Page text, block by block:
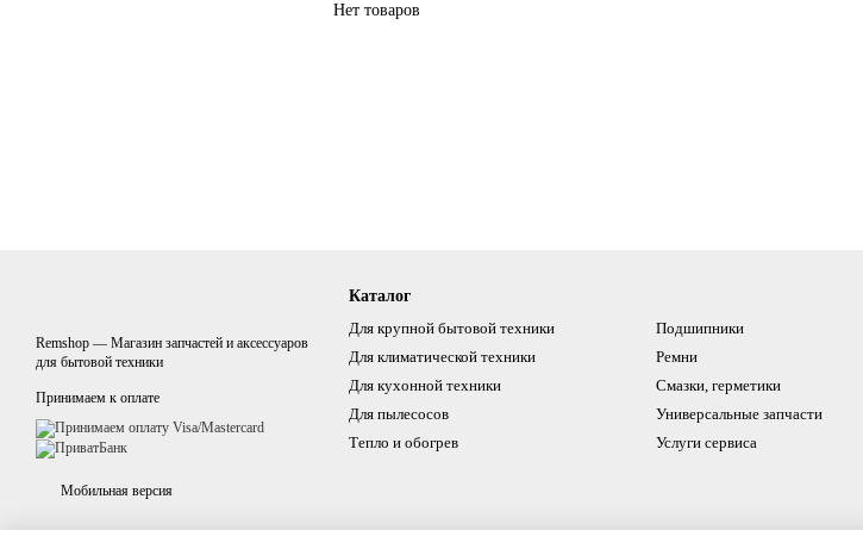
Нет товаров
Remshop — Магазин запчастей и аксессуаров
для бытовой техники
Принимаем к оплате
Мобильная версия
Каталог
Для крупной бытовой техники
Для климатической техники
Для кухонной техники
Для пылесосов
Тепло и обогрев
Подшипники
Ремни
Смазки, герметики
Универсальные запчасти
Услуги сервиса